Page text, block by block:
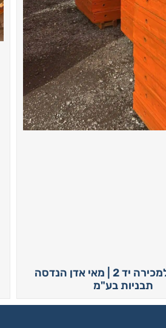
ציוד בניין למכירה יד 2 | מאי אדן הנדסה
תבניות בע"מ